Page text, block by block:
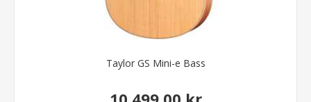
Taylor GS Mini-e Bass